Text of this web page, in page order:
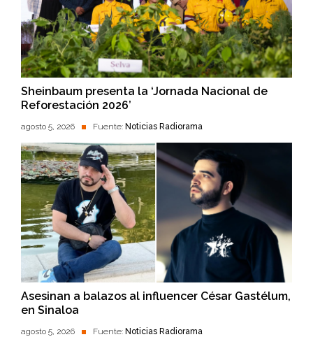
Sheinbaum presenta la ‘Jornada Nacional de
Reforestación 2026’
agosto 5, 2026 Fuente: Noticias Radiorama
Asesinan a balazos al influencer César Gastélum,
en Sinaloa
agosto 5, 2026 Fuente: Noticias Radiorama